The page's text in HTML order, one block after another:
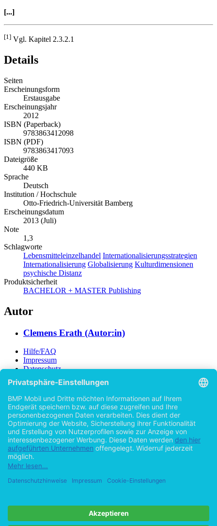
[...]
[1] Vgl. Kapitel 2.3.2.1
Details
Seiten
Erscheinungsform
Erstausgabe
Erscheinungsjahr
2012
ISBN (Paperback)
9783863412098
ISBN (PDF)
9783863417093
Dateigröße
440 KB
Sprache
Deutsch
Institution / Hochschule
Otto-Friedrich-Universität Bamberg
Erscheinungsdatum
2013 (Juli)
Note
1,3
Schlagworte
Lebensmitteleinzelhandel Internationalisierungsstrategien
Internationalisierung Globalisierung Kulturdimensionen
psychische Distanz
Produktsicherheit
BACHELOR + MASTER Publishing
Autor
Clemens Erath (Autor:in)
Hilfe/FAQ
Impressum
Datenschutz
AGB
Vertrag widerrufen
Zur Desktop-Version
Copyright ©Imprint in der Bedey & Thoms Media GmbH
byOpen Publishing
Zurück